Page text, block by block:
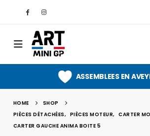
ASSEMBLEES EN
HOME
SHOP
PIÈCES DÉTACHÉES, PIÈCES MOTEUR,
CARTER
CARTER GAUCHE ANIMA BOITE 5